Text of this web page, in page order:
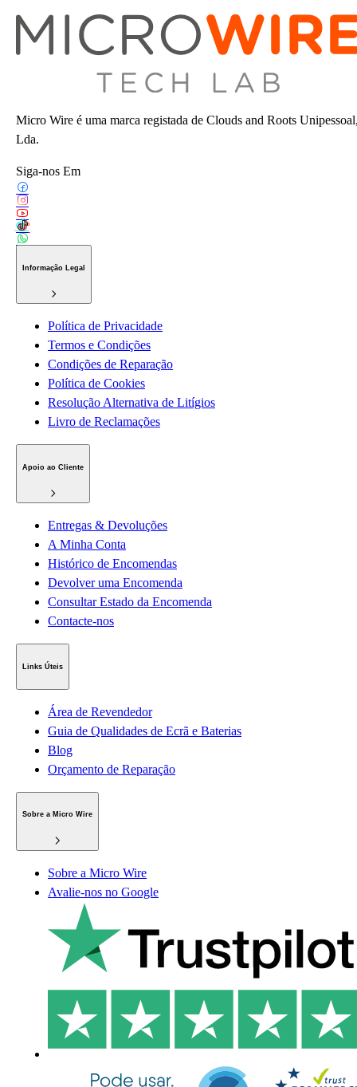
Micro Wire é uma marca registada de Clouds and Roots
Lda.
Siga-nos Em
Informação Legal
Política de Privacidade
Termos e Condições
Condições de Reparação
Política de Cookies
Resolução Alternativa de Litígios
Livro de Reclamações
Apoio ao Cliente
Entregas & Devoluções
A Minha Conta
Histórico de Encomendas
Devolver uma Encomenda
Consultar Estado da Encomenda
Contacte-nos
Links Úteis
Área de Revendedor
Guia de Qualidades de Ecrã e Baterias
Blog
Orçamento de Reparação
Sobre a Micro Wire
Sobre a Micro Wire
Avalie-nos no Google